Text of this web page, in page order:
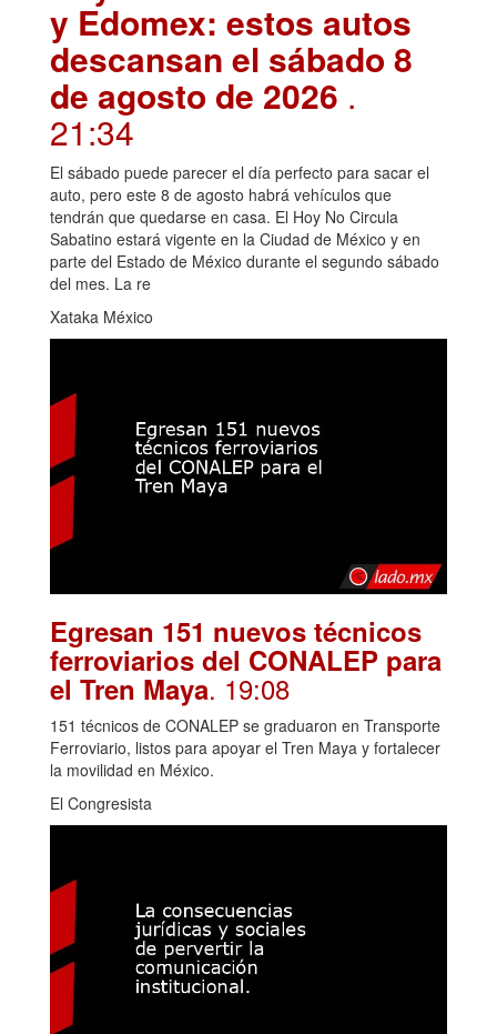
y Edomex: estos autos
descansan el sábado 8
de agosto de 2026 .
21:34
El sábado puede parecer el día perfecto para sacar el
auto, pero este 8 de agosto habrá vehículos que
tendrán que quedarse en casa. El Hoy No Circula
Sabatino estará vigente en la Ciudad de México y en
parte del Estado de México durante el segundo sábado
del mes. La re
Xataka México
Egresan 151 nuevos técnicos
ferroviarios del CONALEP para
el Tren Maya. 19:08
151 técnicos de CONALEP se graduaron en Transporte
Ferroviario, listos para apoyar el Tren Maya y fortalecer
la movilidad en México.
El Congresista